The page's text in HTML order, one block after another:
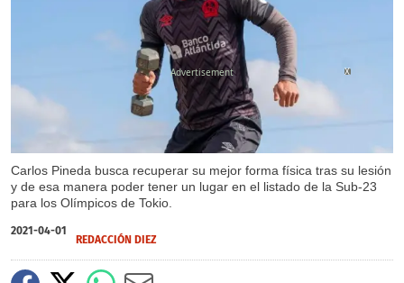
Carlos Pineda busca recuperar su mejor forma física tras su lesión
y de esa manera poder tener un lugar en el listado de la Sub-23
para los Olímpicos de Tokio.
X
2021-04-01
REDACCIÓN DIEZ